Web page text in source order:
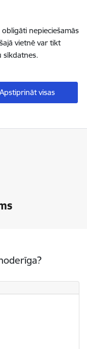
nepieciešamās
vietnē var tikt
sīkdatnes.
Apstiprināt visas